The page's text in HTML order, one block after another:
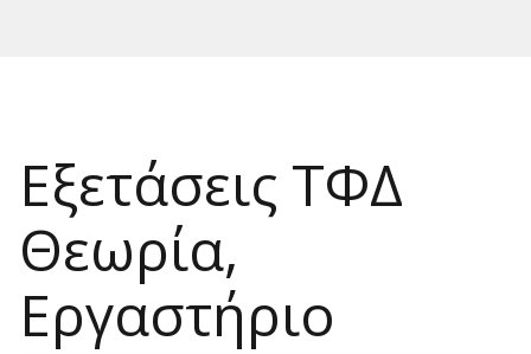
Εξετάσεις ΤΦΔ
Θεωρία,
Εργαστήριο